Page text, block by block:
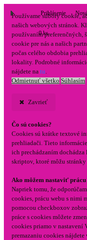
Používame súbory cookie,
našich webových stránok.
používaním preferenčných,
cookie pre nás a našich
počas celého obdobia
lokality. Podrobné
nájdete na tu.
Odmietnuť všetko Súhlasím
Zavrieť
Čo sú cookies?
Cookies sú krátke textové
prehliadači. Tieto
ich prechádzaním
skriptov, ktoré môžu
Ako môžem nastaviť prácu
Napriek tomu, že
cookies, prácu webu s nimi
pomocou checkboxov
práce s cookies môžete
cookies priamo v nastavení
premazaniu cookies
Prihlásenie
0 ks